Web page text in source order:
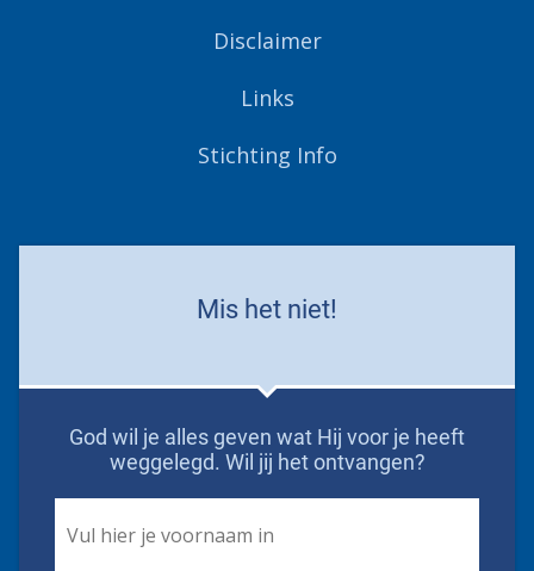
Disclaimer
Links
Stichting Info
Mis het niet!
God wil je alles geven wat Hij voor je heeft
weggelegd. Wil jij het ontvangen?
Name *